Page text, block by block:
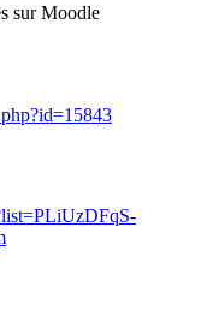
sur Moodle